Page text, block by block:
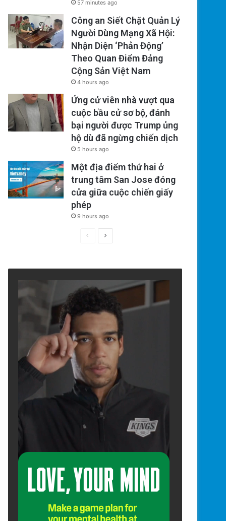
57 minutes ago
Công an Siết Chặt Quản Lý
Người Dùng Mạng Xã Hội:
Nhận Diện ‘Phản Động’
Theo Quan Điểm Đảng
Cộng Sản Việt Nam
4 hours ago
Ứng cử viên nhà vượt qua
cuộc bầu cử sơ bộ, đánh
bại người được Trump ủng
hộ dù đã ngừng chiến dịch
5 hours ago
Một địa điểm thứ hai ở
trung tâm San Jose đóng
cửa giữa cuộc chiến giấy
phép
9 hours ago
PreviousNext